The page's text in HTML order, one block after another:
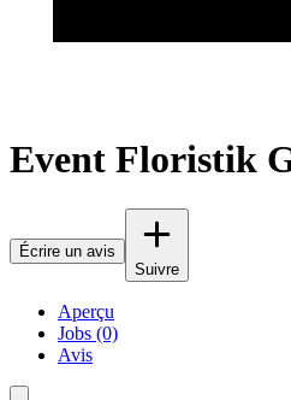
Event Floristik
Écrire un avis
Suivre
Aperçu
Jobs (0)
Avis